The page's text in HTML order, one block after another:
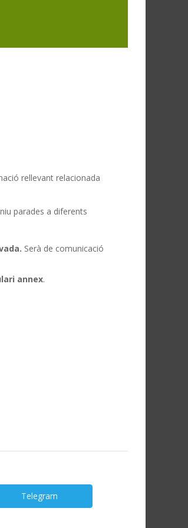
rellevant relacionada
parades a diferents
Serà de comunicació
annex.
Telegram